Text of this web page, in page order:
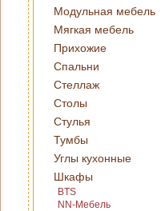
Модульная мебель
Мягкая мебель
Прихожие
Спальни
Стеллаж
Столы
Стулья
Тумбы
Углы кухонные
Шкафы
BTS
NN-Мебель